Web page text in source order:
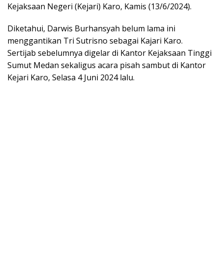
Kejaksaan Negeri (Kejari) Karo, Kamis (13/6/2024).
Diketahui, Darwis Burhansyah belum lama ini
menggantikan Tri Sutrisno sebagai Kajari Karo.
Sertijab sebelumnya digelar di Kantor Kejaksaan Tinggi
Sumut Medan sekaligus acara pisah sambut di Kantor
Kejari Karo, Selasa 4 Juni 2024 lalu.